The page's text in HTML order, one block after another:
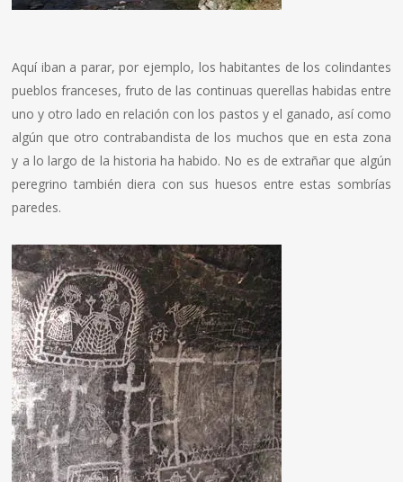
Aquí iban a parar, por ejemplo, los habitantes de los colindantes
pueblos franceses, fruto de las continuas querellas habidas entre
uno y otro lado en relación con los pastos y el ganado, así como
algún que otro contrabandista de los muchos que en esta zona
y a lo largo de la historia ha habido. No es de extrañar que algún
peregrino también diera con sus huesos entre estas sombrías
paredes.